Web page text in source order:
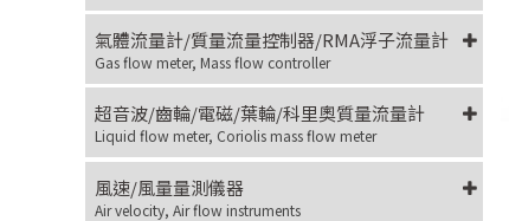
氣體流量計/質量流量控制器/RMA浮子流量計
Gas flow meter, Mass flow controller
超音波/齒輪/電磁/葉輪/科里奧質量流量計
Liquid flow meter, Coriolis mass flow meter
風速/風量量測儀器
Air velocity, Air flow instruments